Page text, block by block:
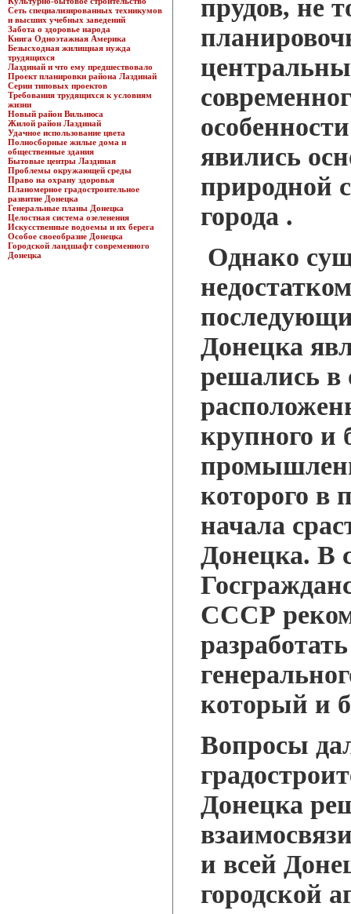
Сеть специализированных техникумов
и высших учебных заведений
Забота о здоровье народа
Книга Одноэтажная Америка
Безысходная жилищная нужда
трудящихся
Лаздинай и что ему предшествовало
Проект планировки района Лаздинай
Серии типовых проектов
Требования трудящихся к условиям
жизни
Новый район Вильнюса
Жилой район Лаздинай
Удачное использование цвета
Полносборные жилые дома и
общественные здания
Бытовые центры Лаздиная
Проблемы окружающей среды
Право на охрану здоровья
Планомерное градостроительное
развитие Донецка
Генеральные планы Донецка
Целостная система озеленения
Искусственные водоемы и их берега
Особое своеобразие Донецка
Городской ландшафт современного
Донецка
прудов, не
явились
природной
города .
Однако
Донецка
решались в
крупного и
которого в
начала
Донецка. В
СССР
который и
Вопросы
Донецка
и всей
городской